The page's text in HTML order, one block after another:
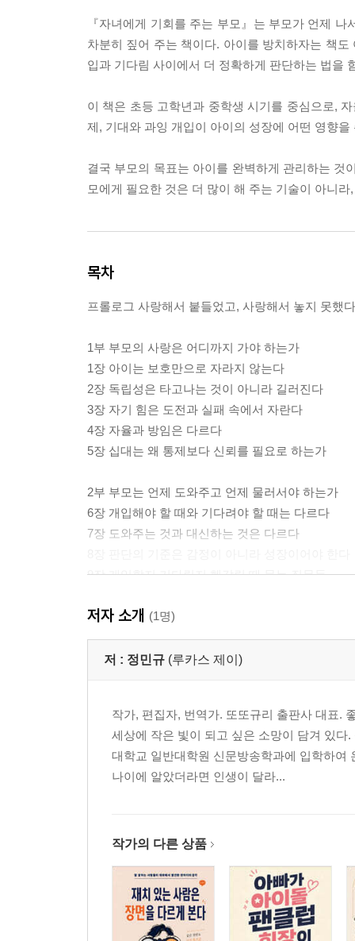
『자녀에게 기회를 주는 부모』는 부모가 언제
차분히 짚어 주는 책이다. 아이를 방치하자는 책
입과 기다림 사이에서 더 정확하게 판단하는 법을
이 책은 초등 고학년과 중학생 시기를 중심으로,
제, 기대와 과잉 개입이 아이의 성장에 어떤 영향
결국 부모의 목표는 아이를 완벽하게 관리하는 것
모에게 필요한 것은 더 많이 해 주는 기술이 아니
목차
프롤로그 사랑해서 붙들었고, 사랑해서 놓지 못했다
1부 부모의 사랑은 어디까지 가야 하는가
1장 아이는 보호만으로 자라지 않는다
2장 독립성은 타고나는 것이 아니라 길러진다
3장 자기 힘은 도전과 실패 속에서 자란다
4장 자율과 방임은 다르다
5장 십대는 왜 통제보다 신뢰를 필요로 하는가
2부 부모는 언제 도와주고 언제 물러서야 하는가
6장 개입해야 할 때와 기다려야 할 때는 다르다
7장 도와주는 것과 대신하는 것은 다르다
9장 개입할지 기다릴지 헷갈릴 때 묻는 질문들
3부 아이는 자기 몫을 감당하며 자란다
11장 자기 일은 자기가 챙기는 힘
14장 실패를 견디고 다시 해보는 힘
15장 관계와 감정을 스스로 다루는 힘
16장 혼자 생각하고 공부를 자기 일로 만드는 힘
18장 사랑과 통제를 혼동하지 않기
19장 기다림은 소극성이 아니라 훈련이다
20장 내려놓음은 포기가 아니라 신뢰다
21장 결국 부모의 목표는 독립이다
저자 소개 (1명)
저 : 정민규 (루카스 제이)
작가, 편집자, 번역가. 또또규리 출판사 대표.
세상에 작은 빛이 되고 싶은 소망이 담겨 있
대학교 일반대학원 신문방송학과에 입학하여
나이에 알았더라면 인생이 달라...
작가의 다른 상품